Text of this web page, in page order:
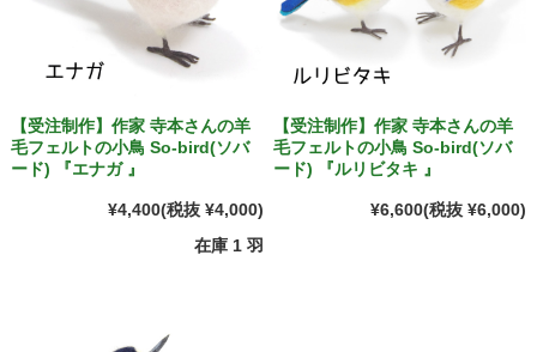
【受注制作】作家 寺本さんの羊
毛フェルトの小鳥 So-bird(ソバ
ード) 『エナガ 』
¥4,400(税抜 ¥4,000)
在庫 1 羽
【受注制作】作家 寺本さんの羊
毛フェルトの小鳥 So-bird(ソバ
ード) 『ルリビタキ 』
¥6,600(税抜 ¥6,000)